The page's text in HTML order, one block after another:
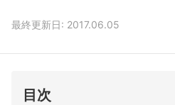
最終更新日: 2017.06.05
目次